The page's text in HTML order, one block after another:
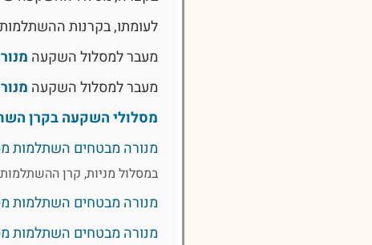
לעומתו, בקרנות
מעבר למסלול השקעה
מעבר למסלול השקעה
מסלולי השקעה בקרן
מנורה מבטחים השתלמות
במסלול מניות, קרן
מנורה מבטחים השתלמות
מנורה מבטחים השתלמות